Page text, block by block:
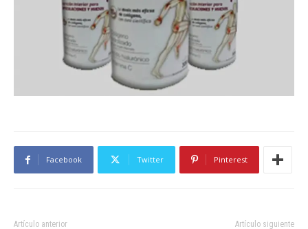
Facebook Twitter Pinterest
Artículo anterior Artículo siguiente